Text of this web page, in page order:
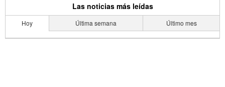
Las noticias más leídas
Hoy Última semana Último mes